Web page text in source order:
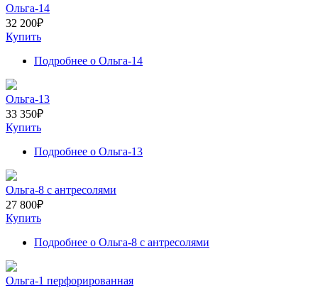
Ольга-14
32 200₽
Купить
Подробнее о Ольга-14
Ольга-13
33 350₽
Купить
Подробнее о Ольга-13
Ольга-8 с антресолями
27 800₽
Купить
Подробнее о Ольга-8 с антресолями
Ольга-1 перфорированная